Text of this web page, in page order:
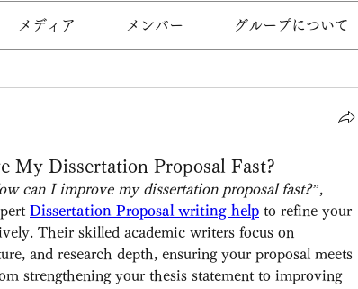
メディア メンバー グループについて
My Dissertation Proposal Fast?
can I improve my dissertation proposal fast?”,
Dissertation Proposal writing help to refine your
Their skilled academic writers focus on
and research depth, ensuring your proposal meets
strengthening your thesis statement to improving